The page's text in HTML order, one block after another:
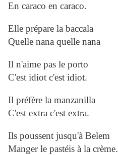
En caraco en caraco.
Elle prépare la baccala
Quelle nana quelle nana
Il n'aime pas le porto
C'est idiot c'est idiot.
Il préfère la manzanilla
C'est extra c'est extra.
Ils poussent jusqu'à Belem
Manger le pastéis à la crème.